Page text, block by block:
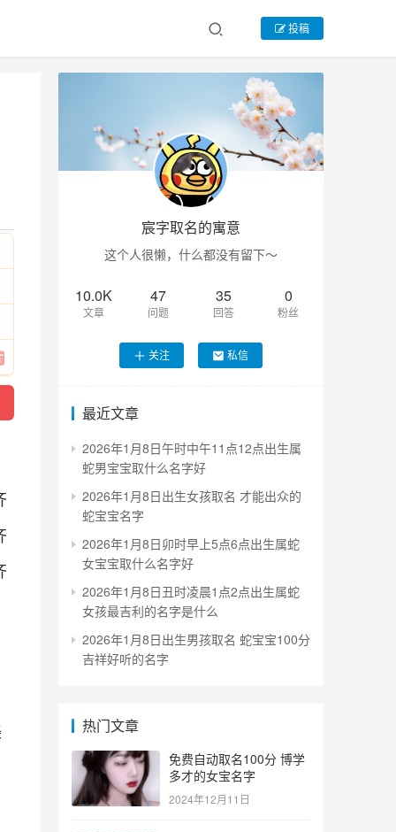
投稿
宸字取名的寓意
这个人很懒，什么都没有留下～
10.0K
文章
47
问题
35
回答
0
粉丝
关注 私信
最近文章
2026年1月8日午时中午11点12点出生属
蛇男宝宝取什么名字好
2026年1月8日出生女孩取名 才能出众的
蛇宝宝名字
2026年1月8日卯时早上5点6点出生属蛇
女宝宝取什么名字好
2026年1月8日丑时凌晨1点2点出生属蛇
女孩最吉利的名字是什么
2026年1月8日出生男孩取名 蛇宝宝100分
吉祥好听的名字
热门文章
免费自动取名100分 博学
多才的女宝名字
2024年12月11日